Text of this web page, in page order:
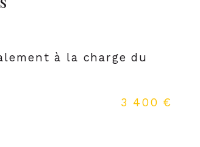
à la charge du
3 400 €